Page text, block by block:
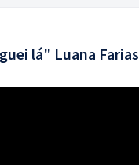
lá" Luana Farias